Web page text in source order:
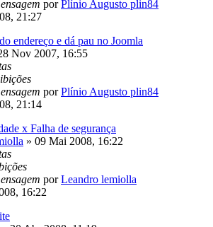
porPlínio Augusto plin84
21:27
endereço e dá pau no Joomla
Nov 2007, 16:55
porPlínio Augusto plin84
21:14
x Falha de segurança
» 09 Mai 2008, 16:22
porLeandro lemiolla
16:22